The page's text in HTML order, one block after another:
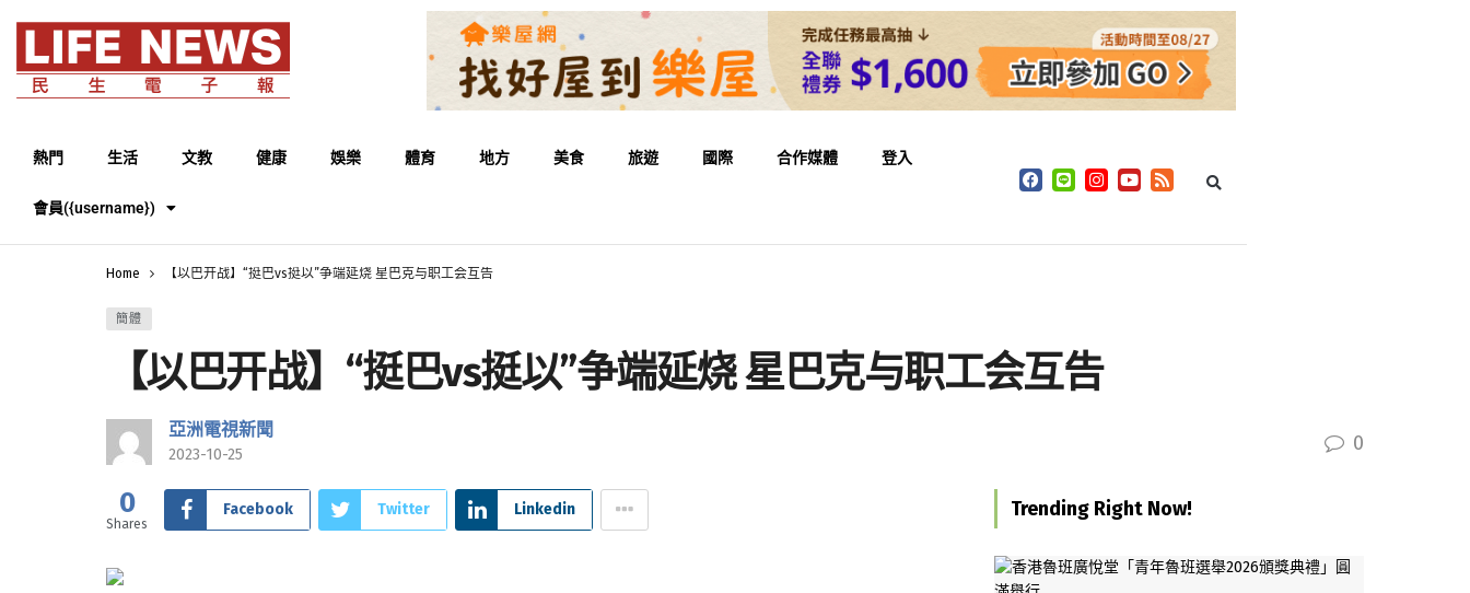
熱門 生活 文教 健康 娛樂 體育 地方 美食 旅遊 國際 合作媒體 登入
會員({username})
Home 【以巴开战】“挺巴vs挺以”争端延烧 星巴克与职工会互告
簡體
【以巴开战】“挺巴vs挺以”争端延烧 星巴克与职工会互告
亞洲電視新聞
2023-10-25 0
0
Shares
Facebook Twitter Linkedin Trending Right Now!